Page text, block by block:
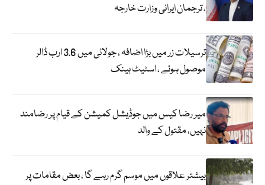
، ترجمان ایرانی وزارت خارجہ
ترسیلات زر میں بڑا اضافہ ، جولائی میں 3.6 ارب ڈالر
موصول ہوئے ، اسٹیٹ بینک
میر رضا کیس میں جوڈیشل کمیشن کے قیام پر رضامند
نہیں، مقتول کے والد
بیشتر علاقوں میں موسم گرم رہے گا ، بعض مقامات پر